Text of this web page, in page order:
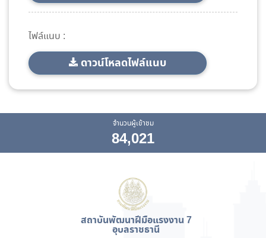
ไฟล์แนบ :
ดาวน์โหลดไฟล์แนบ
จำนวนผู้เข้าชม
84,021
สถาบันพัฒนาฝีมือแรงงาน 7
อุบลราชธานี